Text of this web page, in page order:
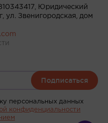
Юридический
ул. Звенигородская, дом
Подписаться
персональных данных
конфиденциальности